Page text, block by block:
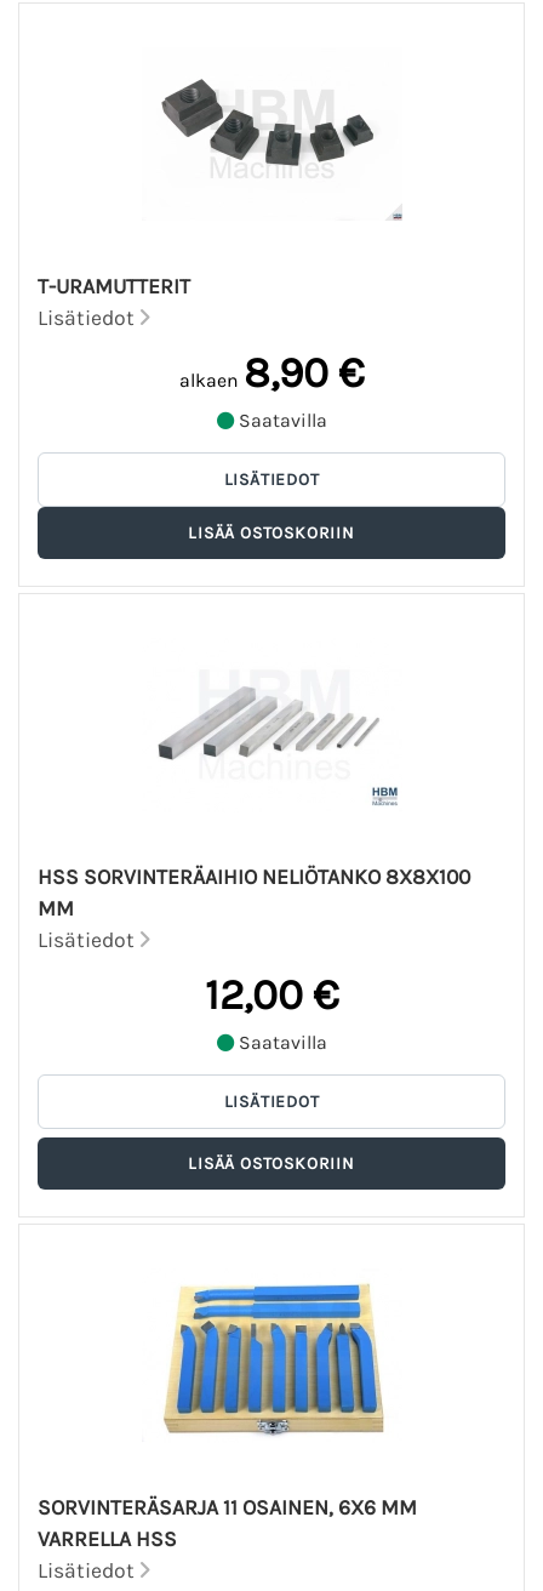
T-URAMUTTERIT
Lisätiedot
alkaen 8,90 €
Saatavilla
HSS SORVINTERÄAIHIO NELIÖTANKO 8X8X100
MM
Lisätiedot
12,00 €
Saatavilla
SORVINTERÄSARJA 11 OSAINEN, 6X6 MM
VARRELLA HSS
Lisätiedot